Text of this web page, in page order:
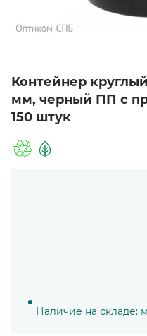
Контейнер
мм, черный ПП с
150 штук
Наличие на складе: